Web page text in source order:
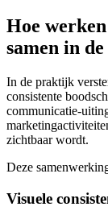
Hoe
samen in
In de praktijk
consistente
communicatie-
zichtbaar wordt.
Deze
Visuele